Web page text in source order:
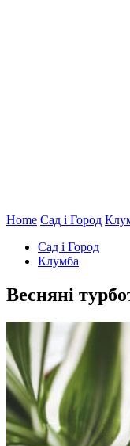
Home Сад і Город
Сад і Город
Клумба
Весняні